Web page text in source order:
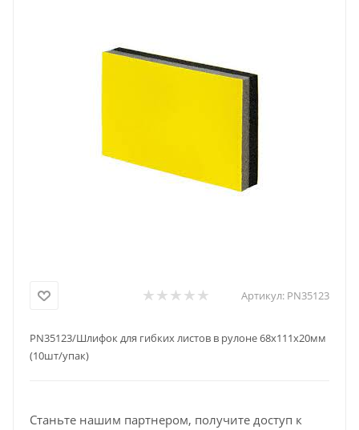
Артикул: PN35123
PN35123/Шлифок для гибких листов в рулоне 68x111х20мм
(10шт/упак)
Станьте нашим партнером, получите доступ к